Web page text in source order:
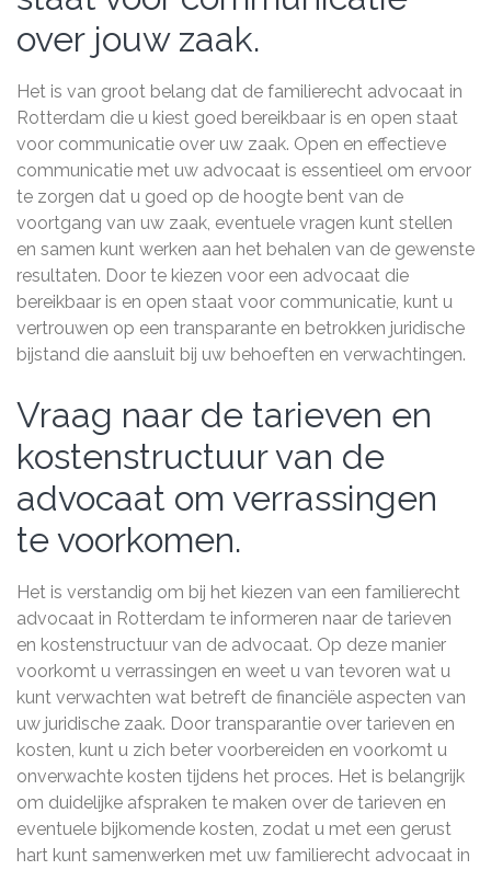
over jouw zaak.
Het is van groot belang dat de familierecht advocaat in
Rotterdam die u kiest goed bereikbaar is en open staat
voor communicatie over uw zaak. Open en effectieve
communicatie met uw advocaat is essentieel om ervoor
te zorgen dat u goed op de hoogte bent van de
voortgang van uw zaak, eventuele vragen kunt stellen
en samen kunt werken aan het behalen van de gewenste
resultaten. Door te kiezen voor een advocaat die
bereikbaar is en open staat voor communicatie, kunt u
vertrouwen op een transparante en betrokken juridische
bijstand die aansluit bij uw behoeften en verwachtingen.
Vraag naar de tarieven en
kostenstructuur van de
advocaat om verrassingen
te voorkomen.
Het is verstandig om bij het kiezen van een familierecht
advocaat in Rotterdam te informeren naar de tarieven
en kostenstructuur van de advocaat. Op deze manier
voorkomt u verrassingen en weet u van tevoren wat u
kunt verwachten wat betreft de financiële aspecten van
uw juridische zaak. Door transparantie over tarieven en
kosten, kunt u zich beter voorbereiden en voorkomt u
onverwachte kosten tijdens het proces. Het is belangrijk
om duidelijke afspraken te maken over de tarieven en
eventuele bijkomende kosten, zodat u met een gerust
hart kunt samenwerken met uw familierecht advocaat in